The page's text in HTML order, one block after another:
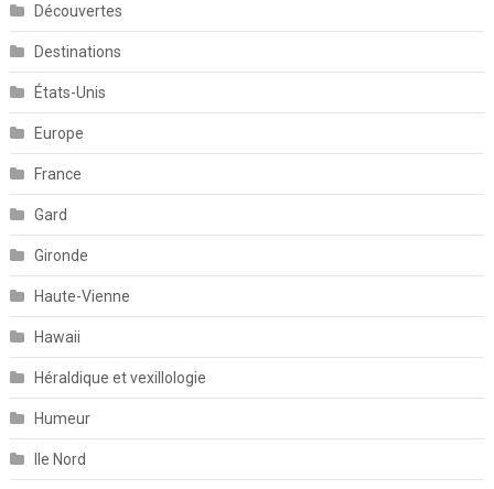
Découvertes
Destinations
États-Unis
Europe
France
Gard
Gironde
Haute-Vienne
Hawaii
Héraldique et vexillologie
Humeur
Ile Nord